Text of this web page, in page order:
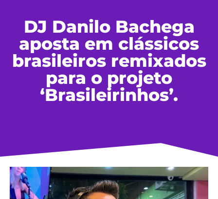
DJ Danilo Bachega
aposta em clássicos
brasileiros remixados
para o projeto
‘Brasileirinhos’.